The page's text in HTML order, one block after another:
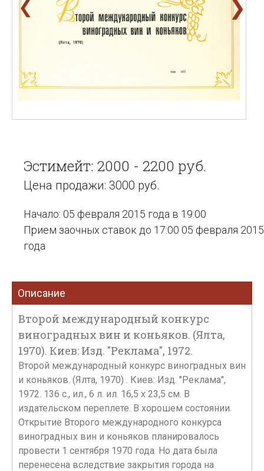
❮ ❯
Эстимейт: 2000 - 2200 руб.
Цена продажи: 3000 руб.
Начало: 05 февраля 2015 года в 19:00
Прием заочных ставок до 17:00 05 февраля 2015
года
Описание
Второй международный конкурс
виноградных вин и коньяков. (Ялта,
1970). Киев: Изд. "Реклама", 1972.
Второй международный конкурс виноградных вин
и коньяков. (Ялта, 1970) . Киев: Изд. "Реклама",
1972. 136 с., ил., 6 л. ил. 16,5 х 23,5 см. В
издательском переплете. В хорошем состоянии.
Открытие Второго международного конкурса
виноградных вин и коньяков планировалось
провести 1 сентября 1970 года. Но дата была
перенесена вследствие закрытия города на